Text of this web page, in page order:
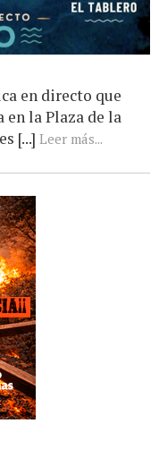
en directo que
la Plaza de la
[...] Leer más...